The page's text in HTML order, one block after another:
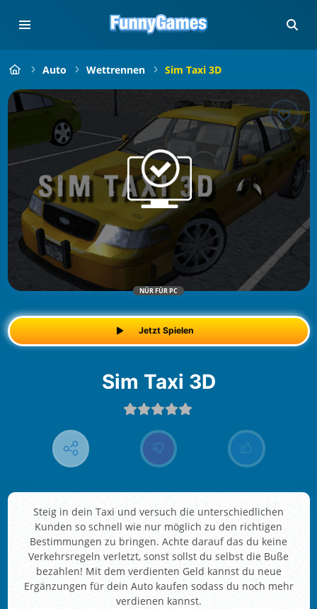
Auto Wettrennen Sim Taxi 3D
NÜR FÜR PC
Jetzt Spielen
Sim Taxi 3D
Steig in dein Taxi und versuch die unterschiedlichen
Kunden so schnell wie nur möglich zu den richtigen
Bestimmungen zu bringen. Achte darauf das du keine
Verkehrsregeln verletzt, sonst sollst du selbst die Buße
bezahlen! Mit dem verdienten Geld kannst du neue
Ergänzungen für dein Auto kaufen sodass du noch mehr
verdienen kannst.